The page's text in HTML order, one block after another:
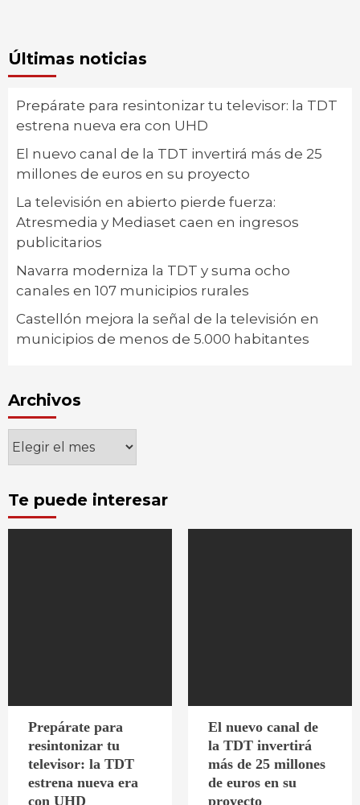
Últimas noticias
Prepárate para resintonizar tu televisor: la TDT
estrena nueva era con UHD
El nuevo canal de la TDT invertirá más de 25
millones de euros en su proyecto
La televisión en abierto pierde fuerza:
Atresmedia y Mediaset caen en ingresos
publicitarios
Navarra moderniza la TDT y suma ocho
canales en 107 municipios rurales
Castellón mejora la señal de la televisión en
municipios de menos de 5.000 habitantes
Archivos
Archivos
Te puede interesar
Prepárate para
resintonizar tu
televisor: la TDT
estrena nueva era
con UHD
El nuevo canal de
la TDT invertirá
más de 25 millones
de euros en su
proyecto